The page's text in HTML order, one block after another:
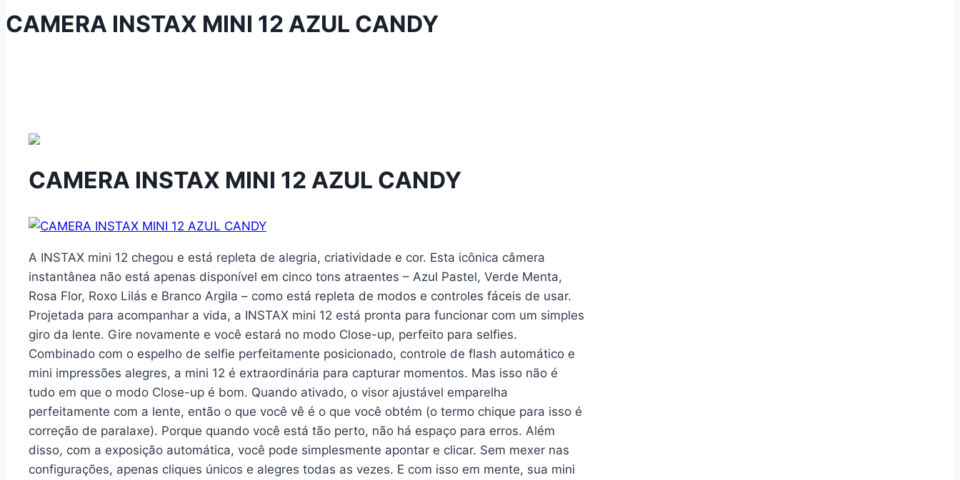
CAMERA INSTAX MINI 12 AZUL CANDY
CAMERA INSTAX MINI 12 AZUL CANDY
A INSTAX mini 12 chegou e está repleta de alegria, criatividade e cor. Esta icônica câmera
instantânea não está apenas disponível em cinco tons atraentes – Azul Pastel, Verde Menta,
Rosa Flor, Roxo Lilás e Branco Argila – como está repleta de modos e controles fáceis de usar.
Projetada para acompanhar a vida, a INSTAX mini 12 está pronta para funcionar com um simples
giro da lente. Gire novamente e você estará no modo Close-up, perfeito para selfies.
Combinado com o espelho de selfie perfeitamente posicionado, controle de flash automático e
mini impressões alegres, a mini 12 é extraordinária para capturar momentos. Mas isso não é
tudo em que o modo Close-up é bom. Quando ativado, o visor ajustável emparelha
perfeitamente com a lente, então o que você vê é o que você obtém (o termo chique para isso é
correção de paralaxe). Porque quando você está tão perto, não há espaço para erros. Além
disso, com a exposição automática, você pode simplesmente apontar e clicar. Sem mexer nas
configurações, apenas cliques únicos e alegres todas as vezes. E com isso em mente, sua mini